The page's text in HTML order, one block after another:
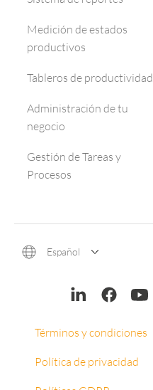
Medición de estados
productivos
Tableros de productividad
Administración de tu
negocio
Gestión de Tareas y
Procesos
Español
Términos y condiciones
Política de privacidad